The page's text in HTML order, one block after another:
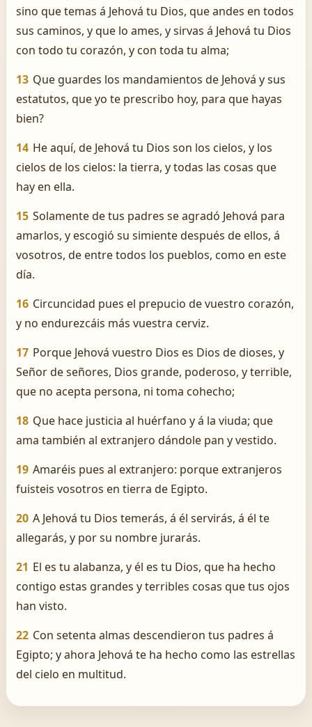
sino que temas á Jehová tu Dios, que andes en todos
sus caminos, y que lo ames, y sirvas á Jehová tu Dios
con todo tu corazón, y con toda tu alma;
13 Que guardes los mandamientos de Jehová y sus
estatutos, que yo te prescribo hoy, para que hayas
bien?
14 He aquí, de Jehová tu Dios son los cielos, y los
cielos de los cielos: la tierra, y todas las cosas que
hay en ella.
15 Solamente de tus padres se agradó Jehová para
amarlos, y escogió su simiente después de ellos, á
vosotros, de entre todos los pueblos, como en este
día.
16 Circuncidad pues el prepucio de vuestro corazón,
y no endurezcáis más vuestra cerviz.
17 Porque Jehová vuestro Dios es Dios de dioses, y
Señor de señores, Dios grande, poderoso, y terrible,
que no acepta persona, ni toma cohecho;
18 Que hace justicia al huérfano y á la viuda; que
ama también al extranjero dándole pan y vestido.
19 Amaréis pues al extranjero: porque extranjeros
fuisteis vosotros en tierra de Egipto.
20 A Jehová tu Dios temerás, á él servirás, á él te
allegarás, y por su nombre jurarás.
21 El es tu alabanza, y él es tu Dios, que ha hecho
contigo estas grandes y terribles cosas que tus ojos
han visto.
22 Con setenta almas descendieron tus padres á
Egipto; y ahora Jehová te ha hecho como las estrellas
del cielo en multitud.